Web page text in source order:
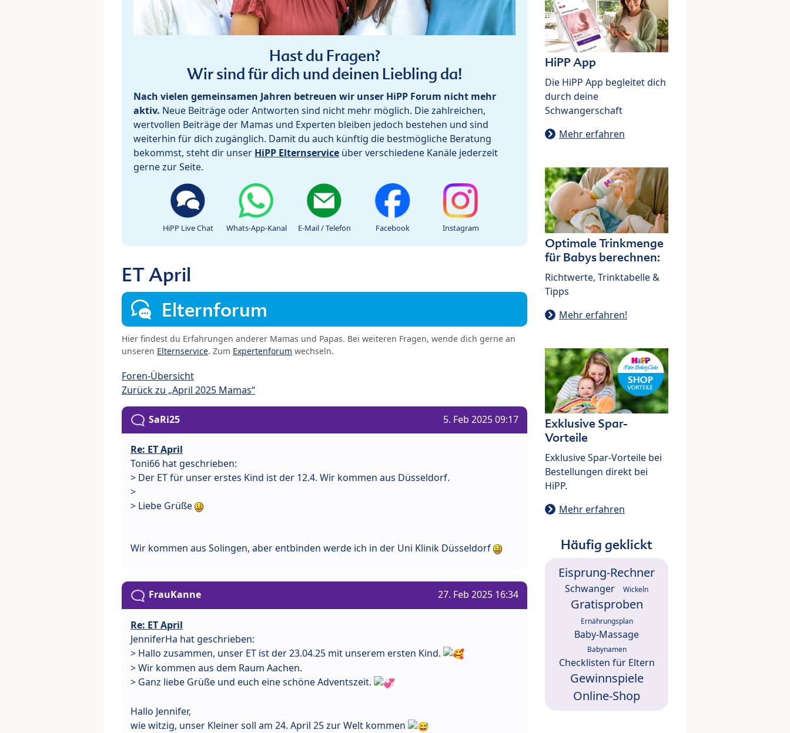
Hast du Fragen?
Wir sind für dich und deinen Liebling da!
Nach vielen gemeinsamen Jahren betreuen wir unser HiPP Forum nicht mehr
aktiv. Neue Beiträge oder Antworten sind nicht mehr möglich. Die zahlreichen,
wertvollen Beiträge der Mamas und Experten bleiben jedoch bestehen und sind
weiterhin für dich zugänglich. Damit du auch künftig die bestmögliche Beratung
bekommst, steht dir unser HiPP Elternservice über verschiedene Kanäle jederzeit
gerne zur Seite.
HiPP Live Chat Whats-App-Kanal E-Mail / Telefon Facebook Instagram
ET April
Elternforum
Hier findest du Erfahrungen anderer Mamas und Papas. Bei weiteren Fragen, wende dich gerne an
unseren Elternservice. Zum Expertenforum wechseln.
Foren-Übersicht
Zurück zu „April 2025 Mamas“
SaRi25 5. Feb 2025 09:17
Re: ET April
Toni66 hat geschrieben:
> Der ET für unser erstes Kind ist der 12.4. Wir kommen aus Düsseldorf.
>
> Liebe Grüße
Wir kommen aus Solingen, aber entbinden werde ich in der Uni Klinik Düsseldorf
FrauKanne 27. Feb 2025 16:34
Re: ET April
JenniferHa hat geschrieben:
> Hallo zusammen, unser ET ist der 23.04.25 mit unserem ersten Kind.
> Wir kommen aus dem Raum Aachen.
> Ganz liebe Grüße und euch eine schöne Adventszeit.
Hallo Jennifer,
wie witzig, unser Kleiner soll am 24. April 25 zur Welt kommen
HiPP App
Die HiPP App begleitet dich
durch deine
Schwangerschaft
Mehr erfahren
Optimale Trinkmenge
für Babys berechnen:
Richtwerte, Trinktabelle &
Tipps
Mehr erfahren!
Exklusive Spar-
Vorteile
Exklusive Spar-Vorteile bei
Bestellungen direkt bei
HiPP.
Mehr erfahren
Häufig geklickt
Eisprung-Rechner
Schwanger Wickeln
Gratisproben
Ernährungsplan
Baby-Massage
Babynamen
Checklisten für Eltern
Gewinnspiele
Online-Shop